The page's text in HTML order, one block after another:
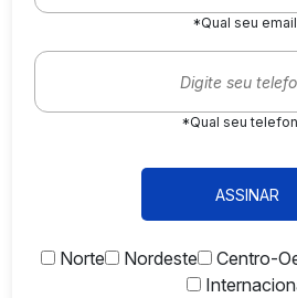
*Qual seu
*Qual seu
ASSINAR
Norte Nordeste Centro-